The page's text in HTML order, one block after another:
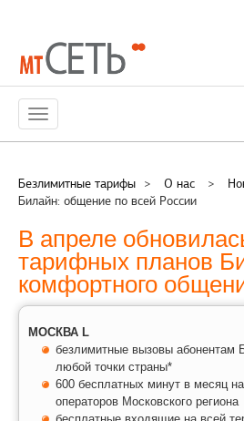
Меню
Безлимитные тарифы > О нас >
Билайн: общение по всей России
В апреле
тарифных планов
комфортного
МОСКВА L
безлимитные вызовы абонентам
любой точки страны*
600 бесплатных минут в месяц
операторов Московского региона